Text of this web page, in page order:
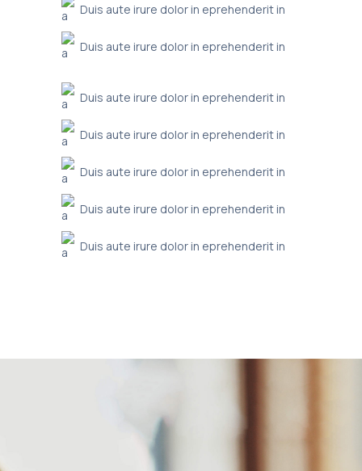
Duis aute irure dolor in eprehenderit in
Duis aute irure dolor in eprehenderit in
Duis aute irure dolor in eprehenderit in
Duis aute irure dolor in eprehenderit in
Duis aute irure dolor in eprehenderit in
Duis aute irure dolor in eprehenderit in
Duis aute irure dolor in eprehenderit in